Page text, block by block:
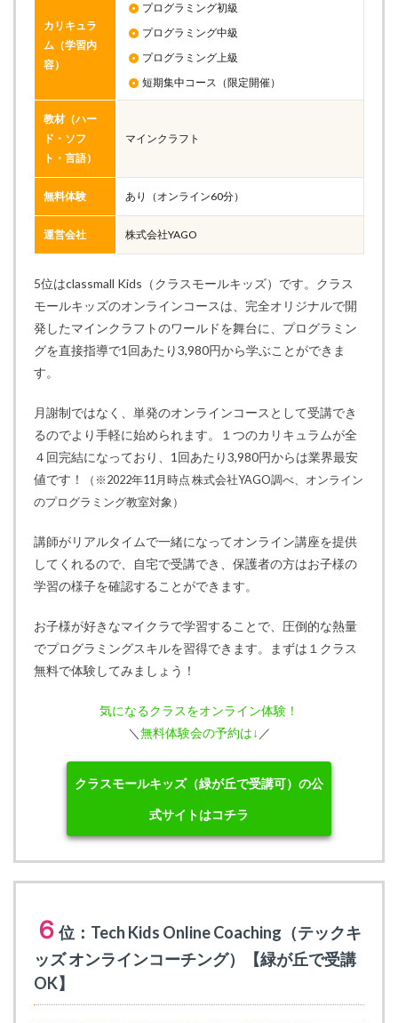
カリキュラ
ム（学習内
容）
プログラミング初級
プログラミング中級
プログラミング上級
短期集中コース（限定開催）
教材（ハー
ド・ソフ
ト・言語）
マインクラフト
無料体験 あり（オンライン60分）
運営会社 株式会社YAGO
5位はclassmall Kids（クラスモールキッズ）です。クラス
モールキッズのオンラインコースは、完全オリジナルで開
発したマインクラフトのワールドを舞台に、プログラミン
グを直接指導で1回あたり3,980円から学ぶことができま
す。
月謝制ではなく、単発のオンラインコースとして受講でき
るのでより手軽に始められます。１つのカリキュラムが全
４回完結になっており、1回あたり3,980円からは業界最安
値です！
（※2022年11月時点 株式会社YAGO調べ、オンライン
のプログラミング教室対象）
講師がリアルタイムで一緒になってオンライン講座を提供
してくれるので、自宅で受講でき、保護者の方はお子様の
学習の様子を確認することができます。
お子様が好きなマイクラで学習することで、圧倒的な熱量
でプログラミングスキルを習得できます。まずは１クラス
無料で体験してみましょう！
気になるクラスをオンライン体験！
＼ 無料体験会の予約は↓ ／
クラスモールキッズ（緑が丘で受講可）の公
式サイトはコチラ
６ 位：Tech Kids Online Coaching（テックキ
ッズ オンラインコーチング）【緑が丘で受講
OK】